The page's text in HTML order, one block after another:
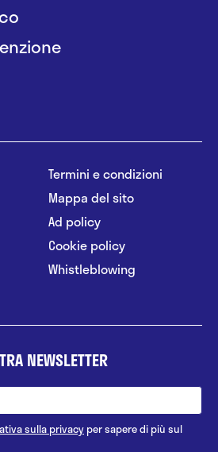
Termini e condizioni
Mappa del sito
Ad policy
Cookie policy
Whistleblowing
NEWSLETTER
sulla privacyper sapere di più sul